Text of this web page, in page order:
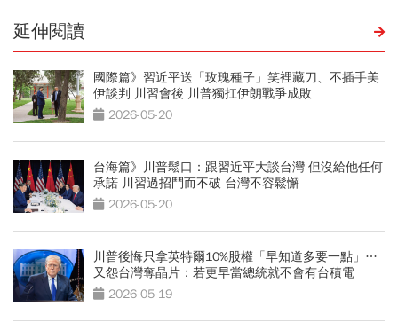
延伸閱讀
國際篇》習近平送「玫瑰種子」笑裡藏刀、不插手美
伊談判 川習會後 川普獨扛伊朗戰爭成敗
2026-05-20
台海篇》川普鬆口：跟習近平大談台灣 但沒給他任何
承諾 川習過招鬥而不破 台灣不容鬆懈
2026-05-20
川普後悔只拿英特爾10%股權「早知道多要一點」…
又怨台灣奪晶片：若更早當總統就不會有台積電
2026-05-19